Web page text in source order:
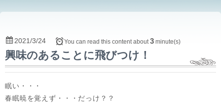
興味のあることに飛びつけ！
2021/3/24 You can read this content about3 minute(s)
眠い・・・
春眠暁を覚えず・・・だっけ？？